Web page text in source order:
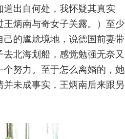
出自何处，我怀疑其真实
炳南与奇女子关露。）至少
的尴尬境地，说德国前妻带
北海划船，感觉勉强无奈又
努力。至于怎么离婚的，她
未成事实，王炳南后来跟另